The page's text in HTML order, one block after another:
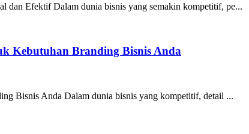
dan Efektif Dalam dunia bisnis yang semakin kompetitif, pe...
Kebutuhan Branding Bisnis Anda
Bisnis Anda Dalam dunia bisnis yang kompetitif, detail ...